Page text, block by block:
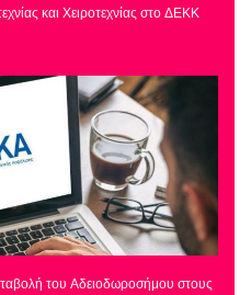
και Χειροτεχνίας στο ΔΕΚΚ
του Αδειοδωροσήμου στους